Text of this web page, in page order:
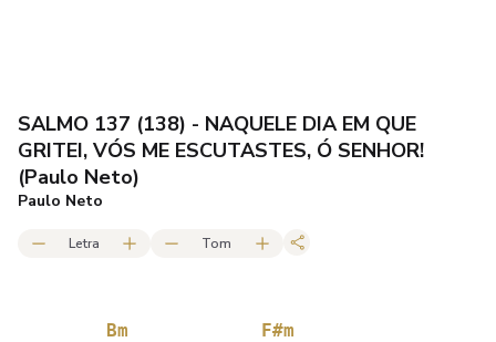
SALMO 137 (138) - NAQUELE DIA EM QUE
GRITEI, VÓS ME ESCUTASTES, Ó SENHOR!
(Paulo Neto)
Paulo Neto
Letra Tom
        Bm            F#m